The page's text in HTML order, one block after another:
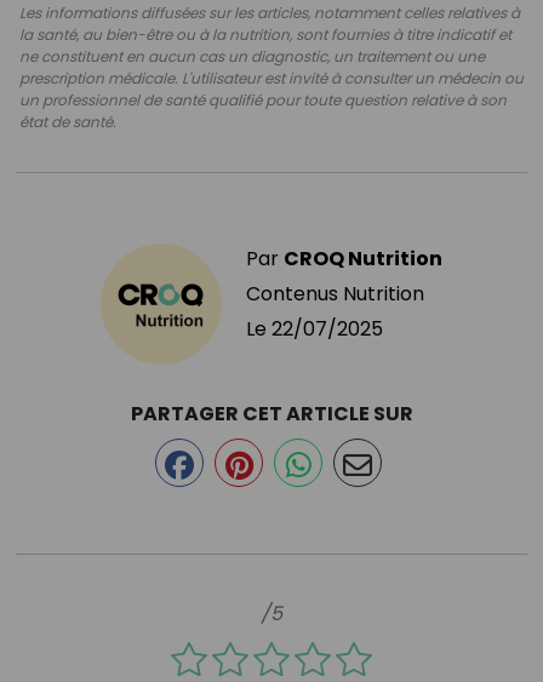
Les informations diffusées sur les articles, notamment celles relatives à
la santé, au bien-être ou à la nutrition, sont fournies à titre indicatif et
ne constituent en aucun cas un diagnostic, un traitement ou une
prescription médicale. L'utilisateur est invité à consulter un médecin ou
un professionnel de santé qualifié pour toute question relative à son
état de santé.
Par CROQ Nutrition
Contenus Nutrition
Le 22/07/2025
/5
PARTAGER CET ARTICLE SUR